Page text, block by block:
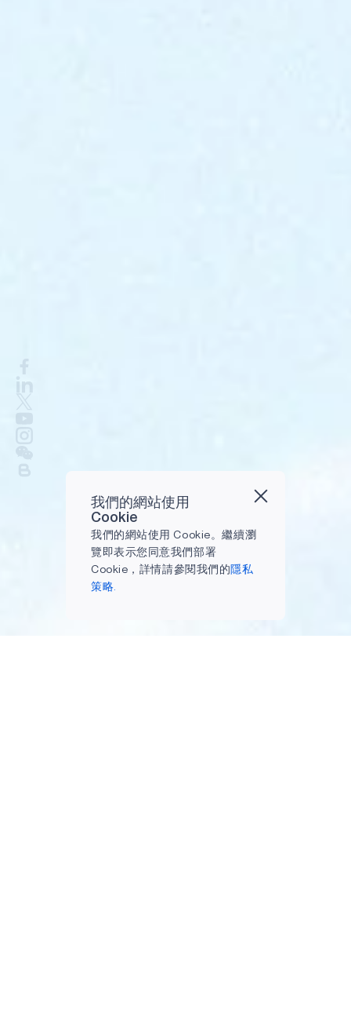
我們的網站使用
Cookie
我們的網站使用 Cookie。繼續瀏
覽即表示您同意我們部署
Cookie，詳情請參閱我們的隱私
策略.